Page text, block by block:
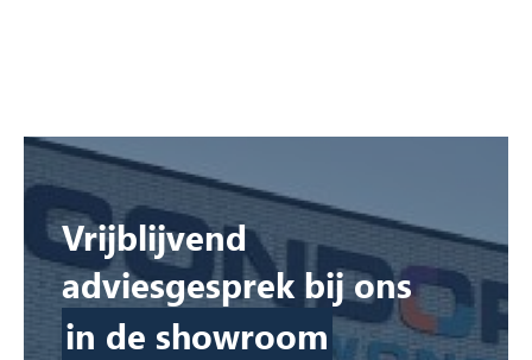
Vrijblijvend
adviesgesprek bij ons
in de showroom